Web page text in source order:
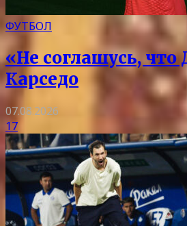
ФУТБОЛ
«Не соглашусь,
Карседо
07.08.2026
17